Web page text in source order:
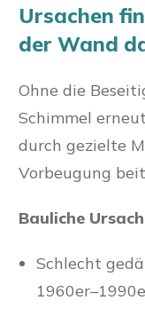
Ursachen
der Wand
Ohne die
Schimmel
durch gezielte
Vorbeugung
Bauliche
Schlecht